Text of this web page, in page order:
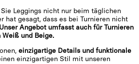
Leggings nicht nur beim täglichen
hat gesagt, dass es bei Turnieren nicht
Unser Angebot umfasst auch für Turnieren
und Beige.
einzigartige Details und funktionale
einzigartigen Stil mit unseren